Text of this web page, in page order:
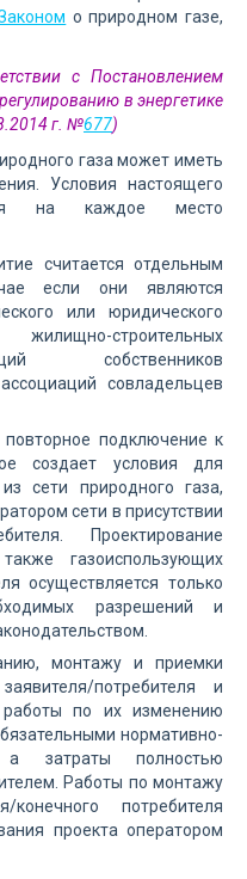
о природном газе,
с Постановлением
в энергетике
г. №677)
газа может иметь
Условия настоящего
на каждое место
считается отдельным
если они являются
или юридического
строительных
собственников
совладельцев
подключение к
создает условия для
сети природного газа,
сети в присутствии
Проектирование
газоиспользующих
осуществляется только
разрешений и
монтажу и приемки
потребителя и
работы по их изменению
нормативно-
а затраты полностью
Работы по монтажу
конечного потребителя
проекта оператором